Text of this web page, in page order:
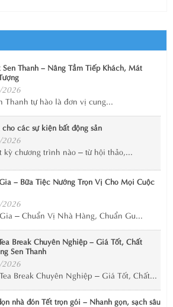
Sen Thanh – Nâng Tầm Tiếp Khách, Mát
Thanh tự hào là đơn vị cung...
cho các sự kiện bất động sản
kỳ chương trình nào – từ hội thảo,...
– Bữa Tiệc Nướng Trọn Vị Cho Mọi Cuộc
2026
– Chuẩn Vị Nhà Hàng, Chuẩn Gu...
Break Chuyên Nghiệp – Giá Tốt, Chất
Sen Thanh
Break Chuyên Nghiệp – Giá Tốt, Chất...
nhà đón Tết trọn gói – Nhanh gọn, sạch sâu